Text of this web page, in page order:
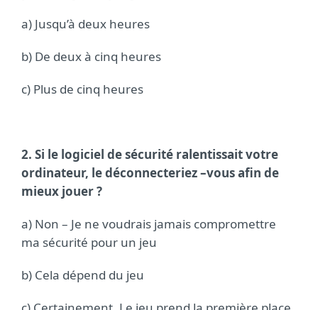
a) Jusqu’à deux heures
b) De deux à cinq heures
c) Plus de cinq heures
2. Si le logiciel de sécurité ralentissait votre
ordinateur, le déconnecteriez –vous afin de
mieux jouer ?
a) Non – Je ne voudrais jamais compromettre
ma sécurité pour un jeu
b) Cela dépend du jeu